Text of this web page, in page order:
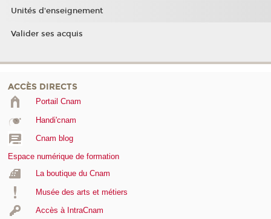
Unités d'enseignement
Valider ses acquis
ACCÈS DIRECTS
Portail Cnam
Handi'cnam
Cnam blog
Espace numérique de formation
La boutique du Cnam
Musée des arts et métiers
Accès à IntraCnam